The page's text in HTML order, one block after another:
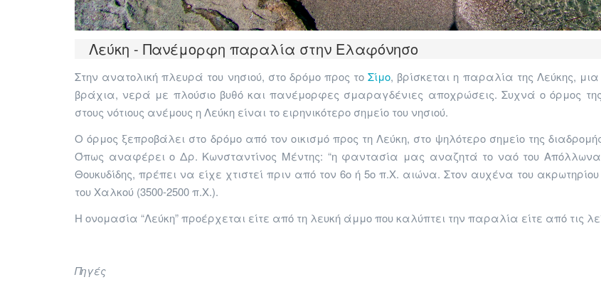
Λεύκη - Πανέμορφη παραλία στην Ελαφόνησο
Στην ανατολική πλευρά του νησιού, στο δρόμο προς τοΣίμο, βρίσκεται η παραλία της Λεύκης,
βράχια, νερά με πλούσιο βυθό και πανέμορφες σμαραγδένιες αποχρώσεις. Συχνά ο όρμος
στους νότιους ανέμους η Λεύκη είναι το ειρηνικότερο σημείο του νησιού.
Ο όρμος ξεπροβάλει στο δρόμο από τον οικισμό προς τη Λεύκη, στο ψηλότερο σημείο της
Όπως αναφέρει ο Δρ. Κωνσταντίνος Μέντης: “η φαντασία μας αναζητά το ναό του Απόλλωνα
Θουκυδίδης, πρέπει να είχε χτιστεί πριν από τον 6ο ή 5ο π.Χ. αιώνα. Στον αυχένα του
του Χαλκού (3500-2500 π.Χ.).
Η ονομασία “Λεύκη” προέρχεται είτε από τη λευκή άμμο που καλύπτει την παραλία είτε από τις
Πηγές